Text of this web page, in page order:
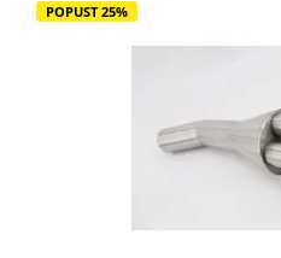
POPUST 25%